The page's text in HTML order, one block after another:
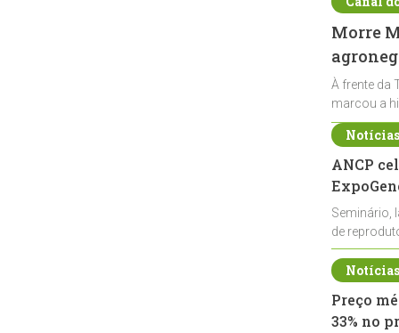
Morre
À frente da
marcou a
ANCP
Seminário,
de
durante a
Preço
33% no